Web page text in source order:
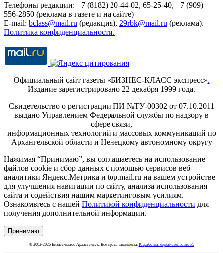
Телефоны редакции: +7 (8182) 20-44-02, 65-25-40, +7 (909)
556-2850 (реклама в газете и на сайте)
E-mail: bclass@mail.ru (редакция), 29rbk@mail.ru (реклама).
Политика конфиденциальности.
Официальный сайт газеты «БИЗНЕС-КЛАСС экспресс».
Издание зарегистрировано 22 декабря 1999 года.
Свидетельство о регистрации ПИ №ТУ-00302 от 07.10.2011
выдано Управлением Федеральной службы по надзору в
сфере связи,
информационных технологий и массовых коммуникаций по
Архангельской области и Ненецкому автономному округу
Нажимая “Принимаю”, вы соглашаетесь на использование
файлов cookie и сбор данных с помощью сервисов веб
аналитики Яндекс.Метрика и top.mail.ru на вашем устройстве
для улучшения навигации по сайту, анализа использования
сайта и содействия нашим маркетинговым усилиям.
Ознакомьтесь с нашей Политикой конфиденциальности для
получения дополнительной информации.
Принимаю
© 2003-2026 Бизнес-класс Архангельск. Все права защищены. Разработка: digital-агентство F5